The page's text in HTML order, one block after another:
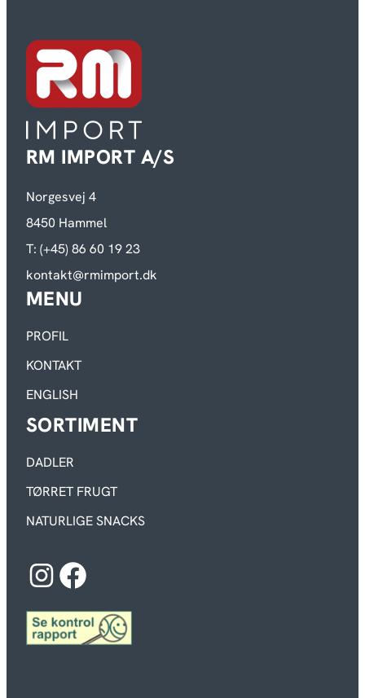
RM IMPORT A/S
Norgesvej 4
8450 Hammel
T: (+45) 86 60 19 23
kontakt@rmimport.dk
MENU
PROFIL
KONTAKT
ENGLISH
SORTIMENT
DADLER
TØRRET FRUGT
NATURLIGE SNACKS
Instagram Facebook